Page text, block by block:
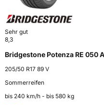
Sehr gut
8,3
Bridgestone Potenza RE 050
205/50 R17 89 V
Sommerreifen
bis 240 km⁠/⁠h - bis 580 kg